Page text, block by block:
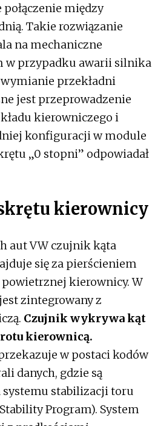
między
Takie rozwiązanie
na mechaniczne
w przypadku awarii silnika
przekładni
jest przeprowadzenie
kierowniczego i
konfiguracji w module
„0 stopni” odpowiadał
kierownicy
aut VW czujnik kąta
się za pierścieniem
kierownicy. W
zintegrowany z
Czujnik wykrywa kąt
kierownicą.
w postaci kodów
danych, gdzie są
systemu stabilizacji toru
Program). System